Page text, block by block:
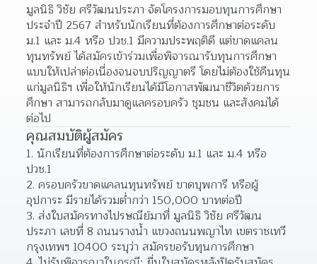
มูลนิธิ วิชัย ศรีวัฒนประภา จัดโครงการมอบทุนการศึกษา
ประจำปี 2567 สำหรับนักเรียนที่ต้องการศึกษาต่อระดับ
ม.1 และ ม.4 หรือ ปวช.1 มีความประพฤติดี แต่ขาดแคลน
ทุนทรัพย์ ได้สมัครเข้าร่วมเพื่อพิจารณารับทุนการศึกษา
แบบให้เปล่าต่อเนื่องจนจบปริญญาตรี โดยไม่ต้องใช้คืนทุน
แก่มูลนิธิฯ เพื่อให้นักเรียนได้มีโอกาสพัฒนาชีวิตด้วยการ
ศึกษา สามารถกลับมาดูแลครอบครัว ชุมชน และสังคมได้
ต่อไป
คุณสมบัติผู้สมัคร
1. นักเรียนที่ต้องการศึกษาต่อระดับ ม.1 และ ม.4 หรือ
ปวช.1
2. ครอบครัวขาดแคลนทุนทรัพย์ ขาดบุพการี หรือผู้
อุปการะ มีรายได้รวมต่ำกว่า 150,000 บาทต่อปี
3. ส่งใบสมัครทางไปรษณีย์มาที่ มูลนิธิ วิชัย ศรีวัฒน
ประภา เลขที่ 8 ถนนรางน้ำ แขวงถนนพญาไท เขตราชเทวี
กรุงเทพฯ 10400 ระบุว่า สมัครขอรับทุนการศึกษา